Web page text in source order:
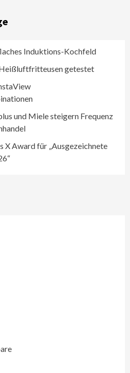
Induktions-Kochfeld
getestet
und Miele steigern Frequenz
X Award für „Ausgezeichnete
LG feiert 10 Jahre InstaView